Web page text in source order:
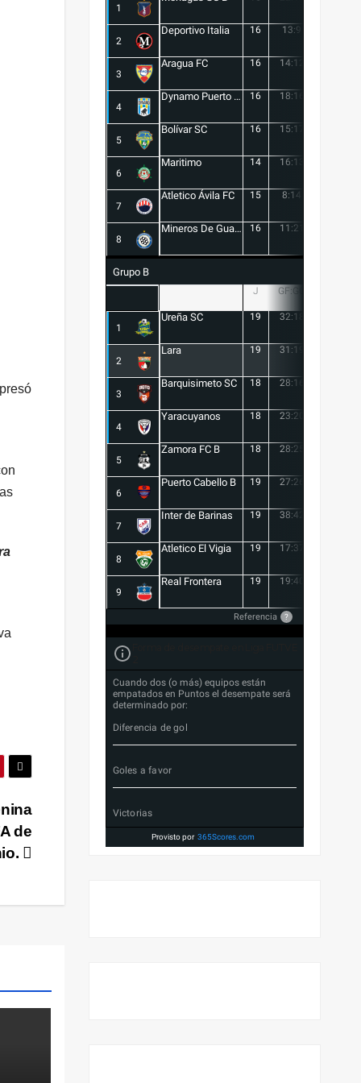
de
1
2
Deportivo Italia 16 13:9
3
Aragua FC 16 14:12
4
Dynamo Puerto FC 16 18:16
5
Bolívar SC 16 15:17
6
Maritimo 14 16:13
7
Atletico Ávila FC 15 8:14
8
Mineros De Guayana 16 11:21
Grupo B
J GF:GC
1
Ureña SC 19 32:18
2
Lara 19 31:19
3
Barquisimeto SC 18 28:16
4
Yaracuyanos 18 23:20
5
Zamora FC B 18 28:25
6
Puerto Cabello B 19 27:26
7
Inter de Barinas 19 38:42
8
Atletico El Vigia 19 17:37
9
Real Frontera 19 19:40
Referencia ?
Cuando dos (o más) equipos están
empatados en Puntos el desempate será
determinado por:
Diferencia de gol
Goles a favor
Victorias
Provisto por 365Scores.com